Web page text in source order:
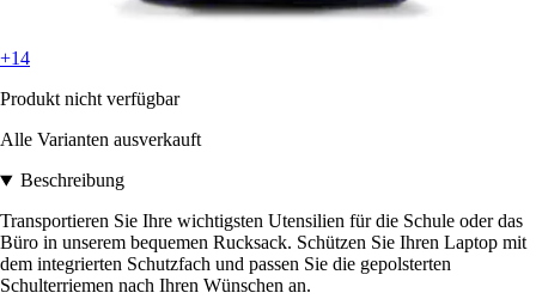
+14
Produkt nicht verfügbar
Alle Varianten ausverkauft
Beschreibung
Transportieren Sie Ihre wichtigsten Utensilien für die Schule oder das
Büro in unserem bequemen Rucksack. Schützen Sie Ihren Laptop mit
dem integrierten Schutzfach und passen Sie die gepolsterten
Schulterriemen nach Ihren Wünschen an.